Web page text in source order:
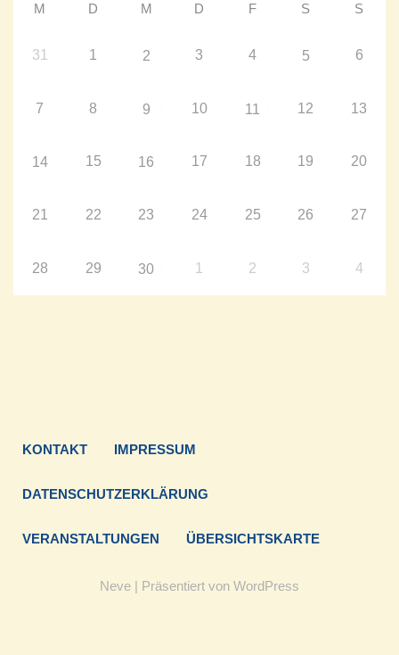
M D M D F S S
31 1 2 3 4 5 6
7 8 9 10 11 12 13
14 15 16 17 18 19 20
21 22 23 24 25 26 27
28 29 30 1 2 3 4
KONTAKT IMPRESSUM
DATENSCHUTZERKLÄRUNG
VERANSTALTUNGEN ÜBERSICHTSKARTE
Neve | Präsentiert von WordPress